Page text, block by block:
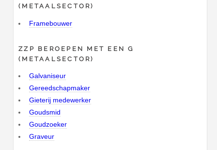
(METAALSECTOR)
Framebouwer
ZZP BEROEPEN MET EEN G
(METAALSECTOR)
Galvaniseur
Gereedschapmaker
Gieterij medewerker
Goudsmid
Goudzoeker
Graveur